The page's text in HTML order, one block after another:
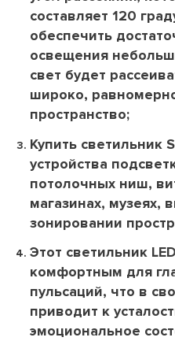
составляет 120
обеспечить
освещения
свет будет
широко,
пространство;
Купить светильник
устройства
потолочных ниш,
магазинах, музеях,
зонировании
Этот светильник
комфортным для
пульсаций, что в
приводит к
эмоциональное